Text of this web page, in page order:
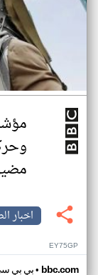
اخبار
EY75GP
بي بي• bbc.com